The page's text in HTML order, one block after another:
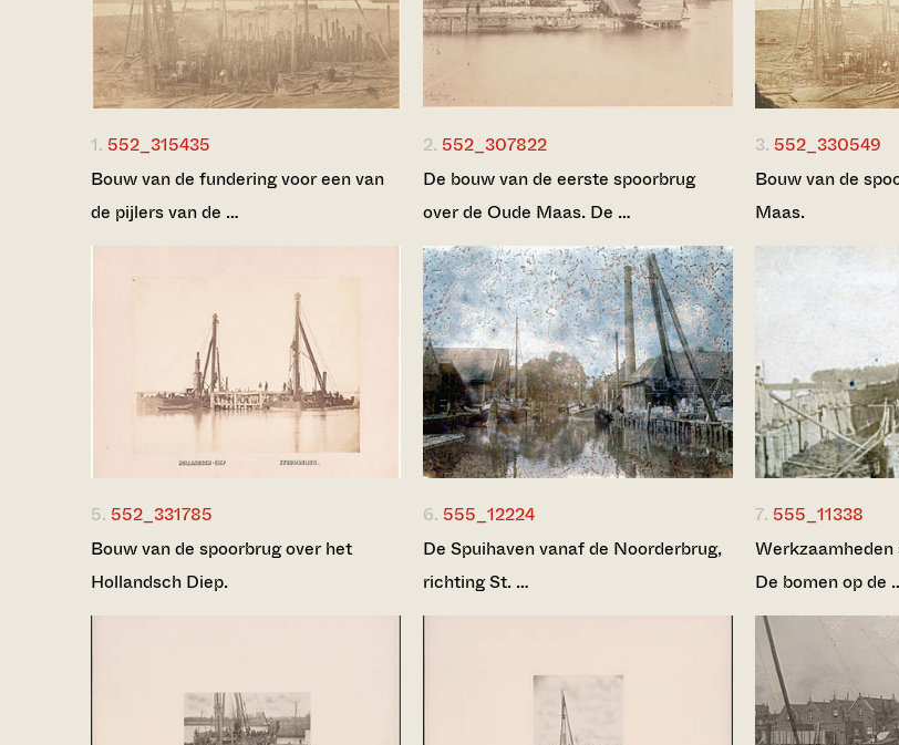
1. 552_315435
Bouw van de fundering voor een van
de pijlers van de …
2. 552_307822
De bouw van de eerste spoorbrug
over de Oude Maas. De …
3. 552_330549
Bouw van de
Maas.
5. 552_331785
Bouw van de spoorbrug over het
Hollandsch Diep.
6. 555_12224
De Spuihaven vanaf de Noorderbrug,
richting St. …
7. 555_11338
De bomen op de